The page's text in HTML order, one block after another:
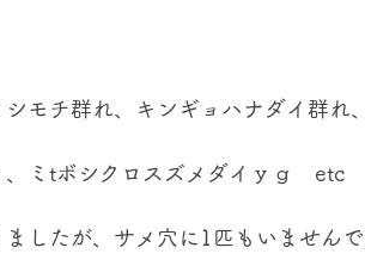
モチ群れ、キンギョハナダイ群れ
ミtボシクロスズメダイｙｇ　etc
したが、サメ穴に1匹もいませんで